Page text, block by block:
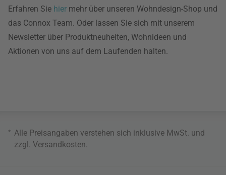
Erfahren Sie hier mehr über unseren Wohndesign-Shop und
das Connox Team. Oder lassen Sie sich mit unserem
Newsletter über Produktneuheiten, Wohnideen und
Aktionen von uns auf dem Laufenden halten.
* Alle Preisangaben verstehen sich inklusive MwSt. und
zzgl. Versandkosten